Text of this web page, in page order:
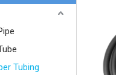
Tubing